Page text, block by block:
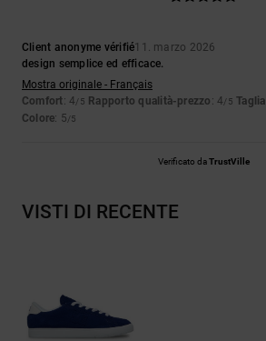
Client anonyme vérifié11. marzo 2026
design semplice ed efficace.
Mostra originale - Français
Comfort: 4/5 Rapporto qualità-prezzo : 4/5 Taglia
Colore: 5/5
Verificato daTrustVille
VISTI DI RECENTE